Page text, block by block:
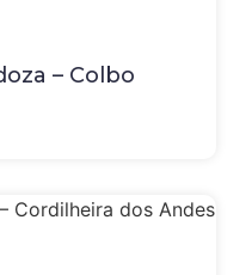
– Colbo